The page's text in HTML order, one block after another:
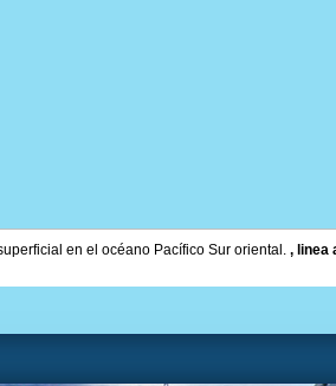
en el océano Pacífico Sur oriental. , linea